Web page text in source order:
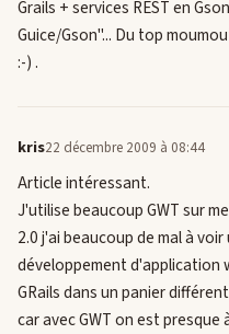
Grails + services REST en
Guice/Gson"... Du top
:-) .
kris22 décembre 2009 à 08:44
Article intéressant.
J'utilise beaucoup GWT sur
2.0 j'ai beaucoup de mal à
développement d'application
GRails dans un panier
car avec GWT on est